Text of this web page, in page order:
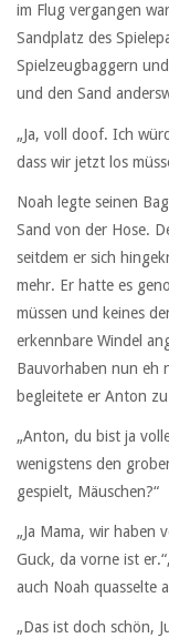
im Flug vergangen
Sandplatz des
Spielzeugbaggern
und den Sand
„Ja, voll doof. Ich
dass wir jetzt los
Noah legte seinen
Sand von der Hose.
seitdem er sich
mehr. Er hatte es
müssen und keines
erkennbare Windel
Bauvorhaben nun eh
begleitete er Anton
„Anton, du bist ja
wenigstens den
gespielt, Mäuschen?“
„Ja Mama, wir haben
Guck, da vorne ist
auch Noah quasselte
„Das ist doch schön,